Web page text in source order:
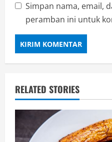
Simpan nama, email,
peramban ini untuk
RELATED STORIES